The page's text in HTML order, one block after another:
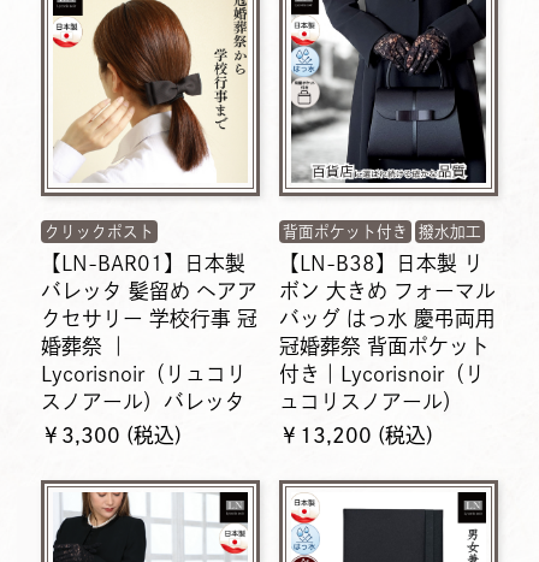
クリックポスト
【LN-BAR01】日本製
バレッタ 髪留め ヘアア
クセサリー 学校行事 冠
婚葬祭 ｜
Lycorisnoir（リュコリ
スノアール）バレッタ
￥3,300 (税込)
背面ポケット付き 撥水加工
【LN-B38】日本製 リ
ボン 大きめ フォーマル
バッグ はっ水 慶弔両用
冠婚葬祭 背面ポケット
付き｜Lycorisnoir（リ
ュコリスノアール）
￥13,200 (税込)